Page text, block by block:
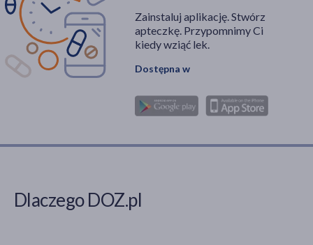
wypadanie włosów
(1)
Główne składniki
Część ciała
skóra(4)
na dzień(4)
Zainstaluj aplikację. Stwórz
apteczkę. Przypomnimy Ci
kiedy wziąć lek.
Dostępna w
Dlaczego DOZ.pl